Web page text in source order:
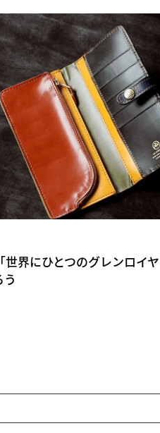
世界にひとつのグレンロイヤ